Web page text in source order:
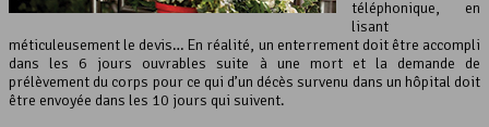
téléphonique, en
lisant
méticuleusement le devis… En réalité, un enterrement doit être accompli
dans les 6 jours ouvrables suite à une mort et la demande de
prélèvement du corps pour ce qui d’un décès survenu dans un hôpital doit
être envoyée dans les 10 jours qui suivent.